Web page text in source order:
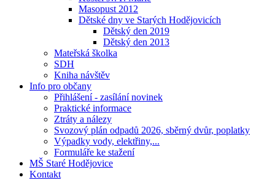
Masopust 2012
Dětské dny ve Starých Hodějovicích
Dětský den 2019
Dětský den 2013
Mateřská školka
SDH
Kniha návštěv
Info pro občany
Přihlášení - zasílání novinek
Praktické informace
Ztráty a nálezy
Svozový plán odpadů 2026, sběrný dvůr, poplatky
Výpadky vody, elektřiny,...
Formuláře ke stažení
MŠ Staré Hodějovice
Kontakt